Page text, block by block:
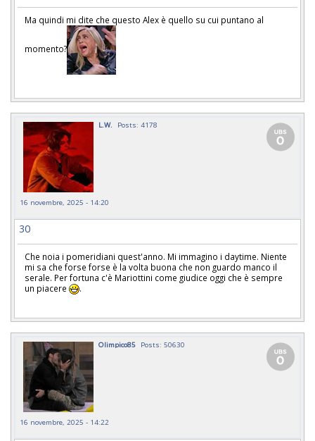
Ma quindi mi dite che questo Alex è quello su cui puntano al
momento?
L.W. Posts: 4178
16 novembre, 2025 - 14:20
30
Che noia i pomeridiani quest'anno. Mi immagino i daytime. Niente
mi sa che forse forse è la volta buona che non guardo manco il
serale. Per fortuna c'è Mariottini come giudice oggi che è sempre
un piacere
.
Olimpico85 Posts: 50630
16 novembre, 2025 - 14:22